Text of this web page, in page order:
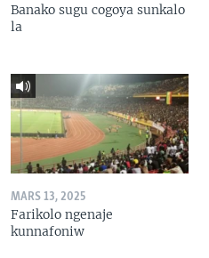
Banako sugu cogoya sunkalo
la
MARS 13, 2025
Farikolo ngenaje
kunnafoniw